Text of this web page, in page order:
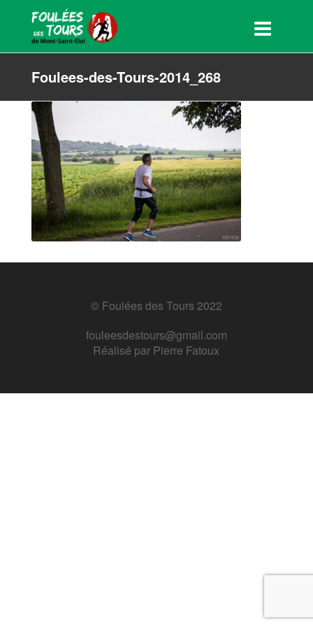
Foulees-des-Tours-2014_268
© Foulées des Tours 2022
fouleesdestours@gmail.com
Réalisé par Pierre Fatoux